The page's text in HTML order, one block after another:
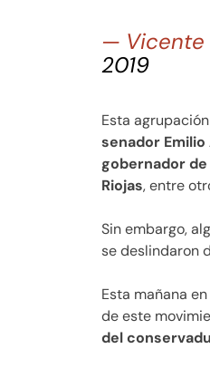
— Vicente
2019
Esta
senador Emilio
gobernador
Riojas, entre
Sin embargo,
se deslindaron
Esta mañana
de este
del